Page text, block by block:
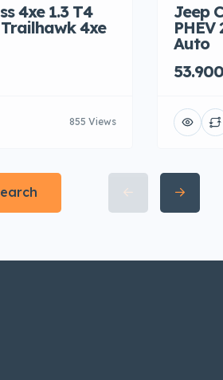
4xe 1.3 T4
4xe
855 Views
Jeep
Auto